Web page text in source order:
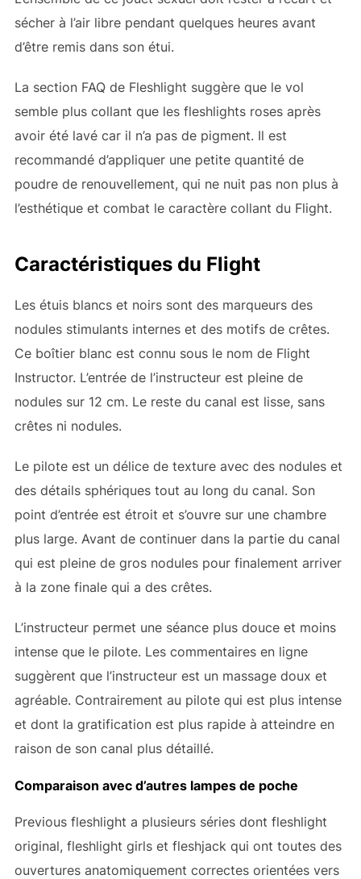
sécher à l’air libre pendant quelques heures avant
d’être remis dans son étui.
La section FAQ de Fleshlight suggère que le vol
semble plus collant que les fleshlights roses après
avoir été lavé car il n’a pas de pigment. Il est
recommandé d’appliquer une petite quantité de
poudre de renouvellement, qui ne nuit pas non plus à
l’esthétique et combat le caractère collant du Flight.
Caractéristiques du Flight
Les étuis blancs et noirs sont des marqueurs des
nodules stimulants internes et des motifs de crêtes.
Ce boîtier blanc est connu sous le nom de Flight
Instructor. L’entrée de l’instructeur est pleine de
nodules sur 12 cm. Le reste du canal est lisse, sans
crêtes ni nodules.
Le pilote est un délice de texture avec des nodules et
des détails sphériques tout au long du canal. Son
point d’entrée est étroit et s’ouvre sur une chambre
plus large. Avant de continuer dans la partie du canal
qui est pleine de gros nodules pour finalement arriver
à la zone finale qui a des crêtes.
L’instructeur permet une séance plus douce et moins
intense que le pilote. Les commentaires en ligne
suggèrent que l’instructeur est un massage doux et
agréable. Contrairement au pilote qui est plus intense
et dont la gratification est plus rapide à atteindre en
raison de son canal plus détaillé.
Comparaison avec d’autres lampes de poche
Previous fleshlight a plusieurs séries dont fleshlight
original, fleshlight girls et fleshjack qui ont toutes des
ouvertures anatomiquement correctes orientées vers